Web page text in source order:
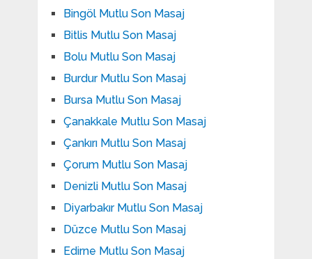
Bingöl Mutlu Son Masaj
Bitlis Mutlu Son Masaj
Bolu Mutlu Son Masaj
Burdur Mutlu Son Masaj
Bursa Mutlu Son Masaj
Çanakkale Mutlu Son Masaj
Çankırı Mutlu Son Masaj
Çorum Mutlu Son Masaj
Denizli Mutlu Son Masaj
Diyarbakır Mutlu Son Masaj
Düzce Mutlu Son Masaj
Edirne Mutlu Son Masaj